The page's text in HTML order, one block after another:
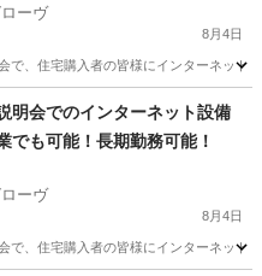
ーヴ
8月4日
で、住宅購入者の皆様にインターネッ
スタッフ
明会でのインターネット設備
でも可能！長期勤務可能！
ーヴ
8月4日
で、住宅購入者の皆様にインターネッ